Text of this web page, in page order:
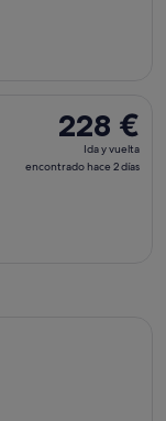
228 €
Ida
y
228 €
Ida y vuelta
encontrado hace 2 días